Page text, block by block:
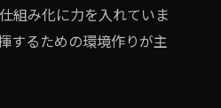
組み化に力を入れていま
するための環境作りが主